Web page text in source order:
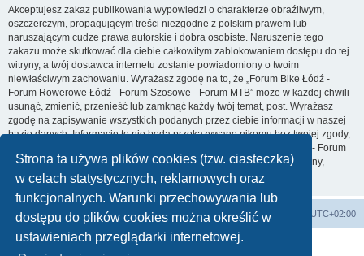
Strona ta używa plików cookies (tzw. ciasteczka)
w celach statystycznych, reklamowych oraz
funkcjonalnych. Warunki przechowywania lub
dostępu do plików cookies można określić w
ustawieniach przeglądarki internetowej.
Akceptujesz zakaz publikowania wypowiedzi o charakterze obraźliwym,
oszczerczym, propagującym treści niezgodne z polskim prawem lub
naruszającym cudze prawa autorskie i dobra osobiste. Naruszenie tego
zakazu może skutkować dla ciebie całkowitym zablokowaniem dostępu do tej
witryny, a twój dostawca internetu zostanie powiadomiony o twoim
niewłaściwym zachowaniu. Wyrażasz zgodę na to, że „Forum Bike Łódź -
Forum Rowerowe Łódź - Forum Szosowe - Forum MTB” może w każdej chwili
usunąć, zmienić, przenieść lub zamknąć każdy twój temat, post. Wyrażasz
zgodę na zapisywanie wszystkich podanych przez ciebie informacji w naszej
bazie danych. Informacje te nie będą przekazywane nikomu bez twojej zgody,
ale ani „Forum Bike Łódź - Forum Rowerowe Łódź - Forum Szosowe - Forum
MTB”, ani phpBB nie ponosi odpowiedzialności za włamania do witryny,
podczas których może dojść do kradzieży danych.
Forum Bike Łódź - Forum Rowerowe Łódź - Forum Szosowe - Forum MTB Strona Główna Strefa czasowa UTC+02:00
Linki partnerskie: strony www lodz Fotografia Analogowa